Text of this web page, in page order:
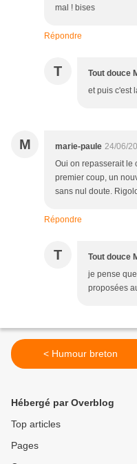
mal ! bises
Répondre
T Tout douce
et puis c'est
M marie-paule 24/06/
Oui on repasserait le
premier coup, un
sans nul doute.
Répondre
T Tout douce
je pense
proposées
< Humour breton
Hébergé par Overblog
Top articles
Pages